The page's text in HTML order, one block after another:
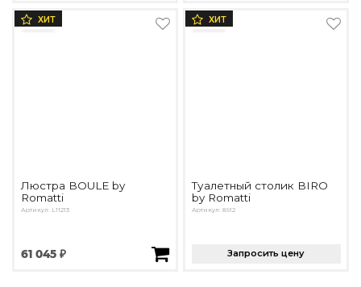
ХИТ
Люстра BOULE by
Romatti
Артикул: L11213
61 045 ₽
ХИТ
Туалетный столик BIRO
by Romatti
Артикул: 8912
Запросить цену